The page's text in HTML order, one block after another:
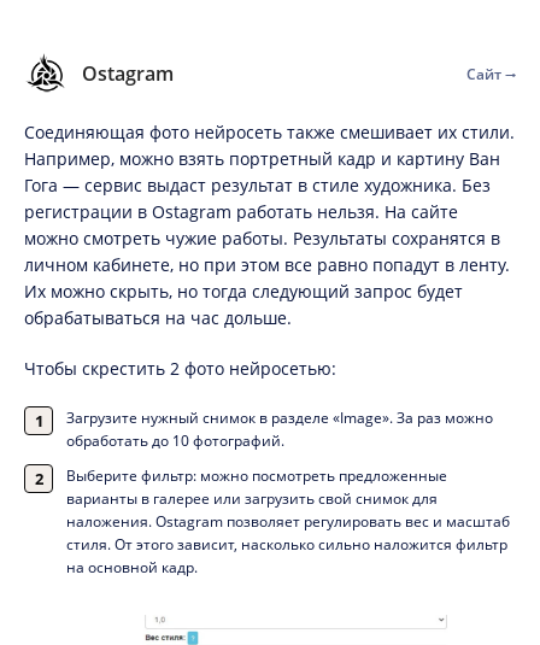
Ostagram Сайт
Соединяющая фото нейросеть также смешивает их стили.
Например, можно взять портретный кадр и картину Ван
Гога — сервис выдаст результат в стиле художника. Без
регистрации в Ostagram работать нельзя. На сайте
можно смотреть чужие работы. Результаты сохранятся в
личном кабинете, но при этом все равно попадут в ленту.
Их можно скрыть, но тогда следующий запрос будет
обрабатываться на час дольше.
Чтобы скрестить 2 фото нейросетью:
Загрузите нужный снимок в разделе «Image». За раз можно
обработать до 10 фотографий.
Выберите фильтр: можно посмотреть предложенные
варианты в галерее или загрузить свой снимок для
наложения. Ostagram позволяет регулировать вес и масштаб
стиля. От этого зависит, насколько сильно наложится фильтр
на основной кадр.